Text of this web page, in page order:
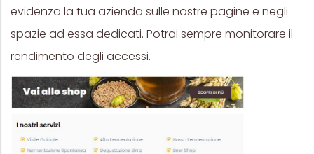
evidenza la tua azienda sulle nostre pagine e negli
spazie ad essa dedicati. Potrai sempre monitorare il
rendimento degli accessi.